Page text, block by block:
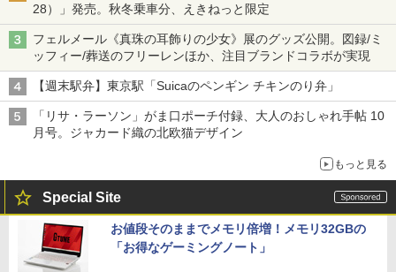
28）」発売。秋冬乗車分、えきねっと限定
フェルメール《真珠の耳飾りの少女》展のグッズ公開。図録/ミ
ッフィー/葬送のフリーレンほか、注目ブランドコラボが実現
【週末駅弁】東京駅「Suicaのペンギン チキンのり弁」
「リサ・ラーソン」がま口ポーチ付録、大人のおしゃれ手帖 10
月号。ジャカード織の北欧猫デザイン
もっと見る
Special Site
お値段そのままでメモリ倍増！メモリ32GBの
「お得なゲーミングノート」